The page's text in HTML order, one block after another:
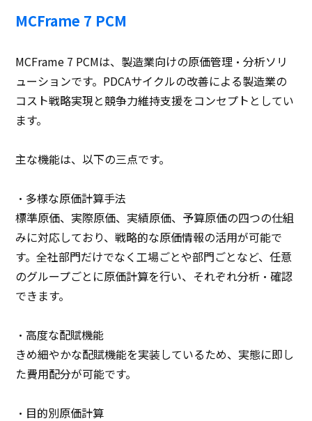
MCFrame 7 PCM
MCFrame 7 PCMは、製造業向けの原価管理・分析ソリ
ューションです。PDCAサイクルの改善による製造業の
コスト戦略実現と競争力維持支援をコンセプトとしてい
ます。
主な機能は、以下の三点です。
・多様な原価計算手法
標準原価、実際原価、実績原価、予算原価の四つの仕組
みに対応しており、戦略的な原価情報の活用が可能で
す。全社部門だけでなく工場ごとや部門ごとなど、任意
のグループごとに原価計算を行い、それぞれ分析・確認
できます。
・高度な配賦機能
きめ細やかな配賦機能を実装しているため、実態に即し
た費用配分が可能です。
・目的別原価計算